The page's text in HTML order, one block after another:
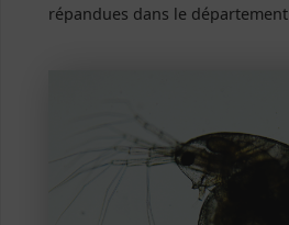
répandues dans le département